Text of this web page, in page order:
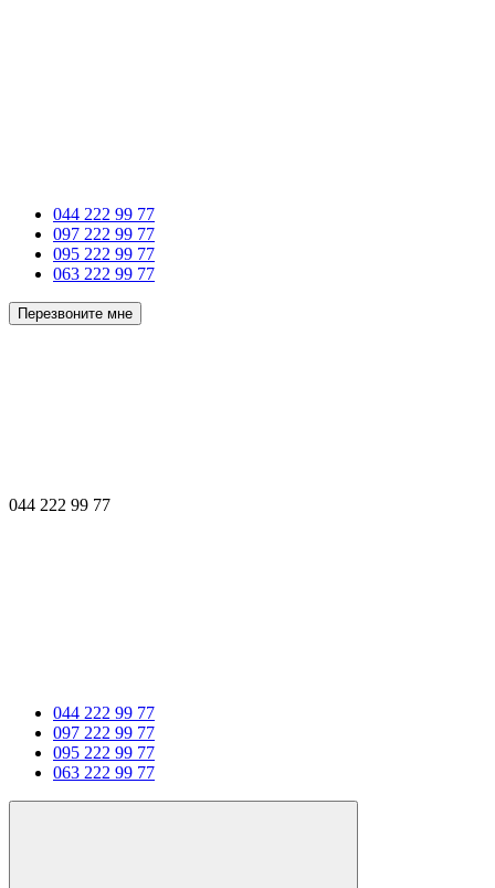
044 222 99 77
097 222 99 77
095 222 99 77
063 222 99 77
Перезвоните мне
044 222 99 77
044 222 99 77
097 222 99 77
095 222 99 77
063 222 99 77